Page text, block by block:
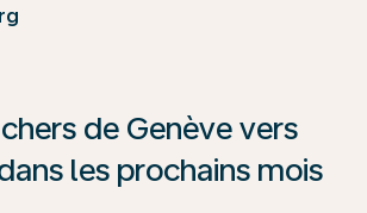
de Genève vers
les prochains mois